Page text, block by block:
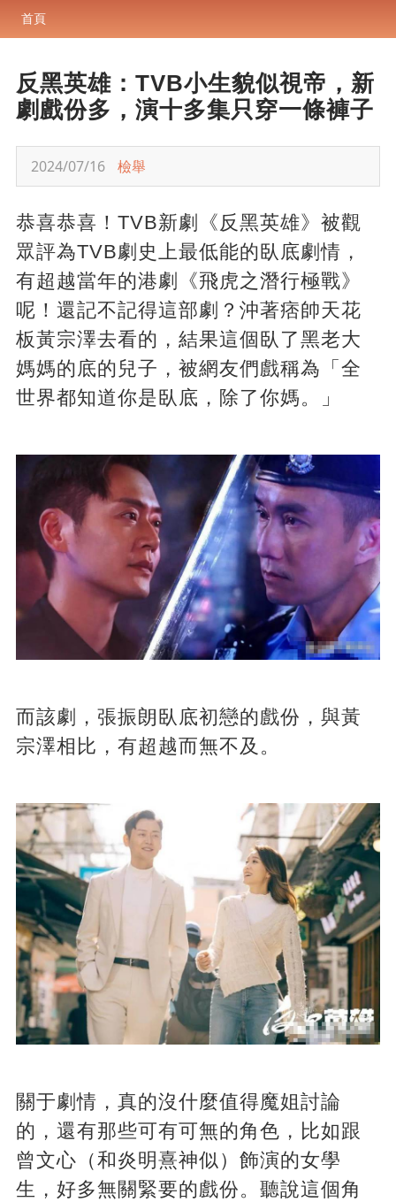
首頁
反黑英雄：TVB小生貌似視帝，新
劇戲份多，演十多集只穿一條褲子
2024/07/16 檢舉
恭喜恭喜！TVB新劇《反黑英雄》被觀
眾評為TVB劇史上最低能的臥底劇情，
有超越當年的港劇《飛虎之潛行極戰》
呢！還記不記得這部劇？沖著痞帥天花
板黃宗澤去看的，結果這個臥了黑老大
媽媽的底的兒子，被網友們戲稱為「全
世界都知道你是臥底，除了你媽。」
而該劇，張振朗臥底初戀的戲份，與黃
宗澤相比，有超越而無不及。
關于劇情，真的沒什麼值得魔姐討論
的，還有那些可有可無的角色，比如跟
曾文心（和炎明熹神似）飾演的女學
生，好多無關緊要的戲份。聽說這個角